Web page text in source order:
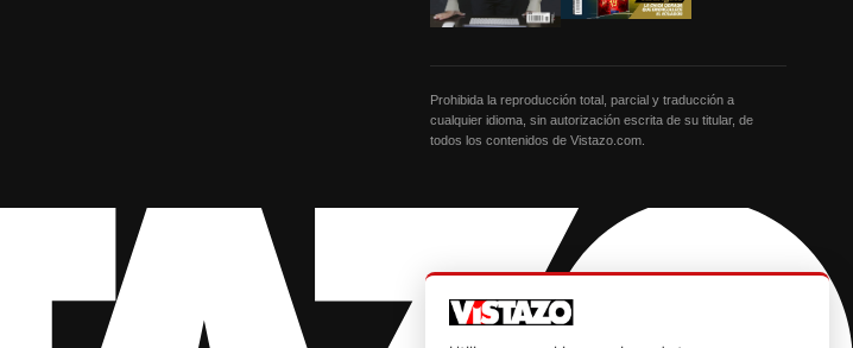
Prohibida la reproducción total, parcial y traducción a
cualquier idioma, sin autorización escrita de su titular, de
todos los contenidos de Vistazo.com.